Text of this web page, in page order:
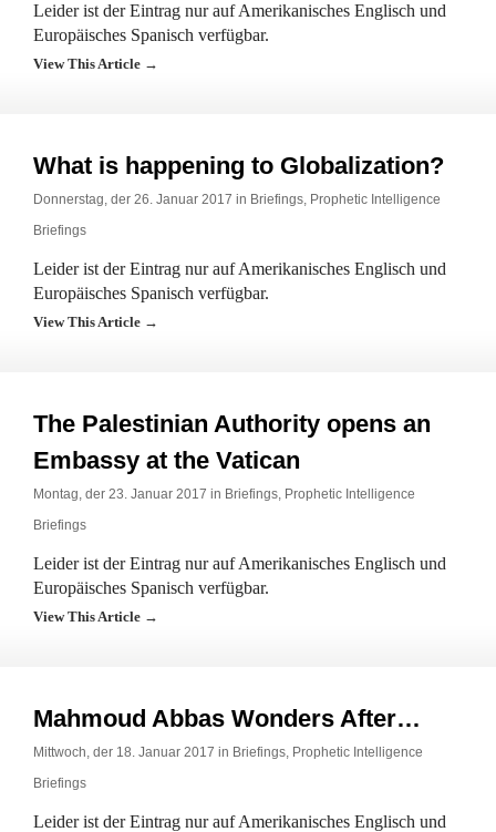
Leider ist der Eintrag nur auf Amerikanisches Englisch und
Europäisches Spanisch verfügbar.
View This Article →
What is happening to Globalization?
Donnerstag, der 26. Januar 2017 in Briefings, Prophetic Intelligence
Briefings
Leider ist der Eintrag nur auf Amerikanisches Englisch und
Europäisches Spanisch verfügbar.
View This Article →
The Palestinian Authority opens an
Embassy at the Vatican
Montag, der 23. Januar 2017 in Briefings, Prophetic Intelligence
Briefings
Leider ist der Eintrag nur auf Amerikanisches Englisch und
Europäisches Spanisch verfügbar.
View This Article →
Mahmoud Abbas Wonders After…
Mittwoch, der 18. Januar 2017 in Briefings, Prophetic Intelligence
Briefings
Leider ist der Eintrag nur auf Amerikanisches Englisch und